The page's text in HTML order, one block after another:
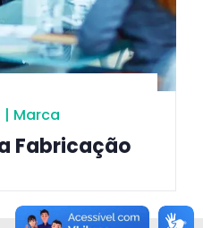
| Marca
Fabricação